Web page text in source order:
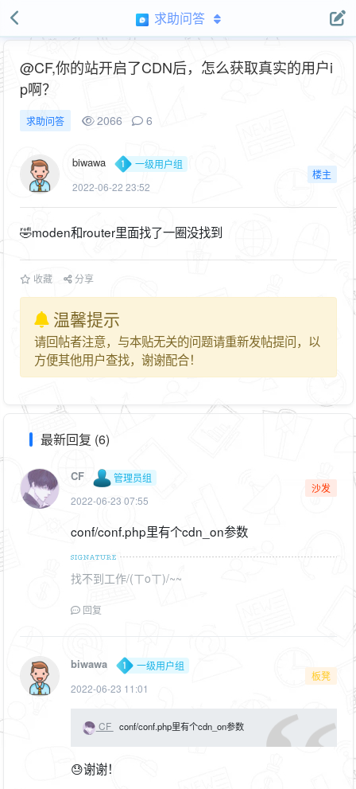
求助问答
@CF,你的站开启了CDN后，怎么获取真实的用户i
p啊？
求助问答 2066 6
biwawa
一级用户组
2022-06-22 23:52
楼主
🤣moden和router里面找了一圈没找到
收藏 分享
温馨提示
请回帖者注意，与本贴无关的问题请重新发帖提问，以
方便其他用户查找，谢谢配合！
最新回复 (6)
CF
管理员组
2022-06-23 07:55
沙发
conf/conf.php里有个cdn_on参数
找不到工作/(ㄒoㄒ)/~~
回复
biwawa
一级用户组
2022-06-23 11:01
板凳
CF conf/conf.php里有个cdn_on参数
😓谢谢！